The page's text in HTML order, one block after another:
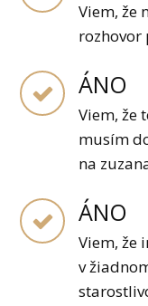
Viem, že
rozhovor
ÁNO
Viem, že
musím
na
ÁNO
Viem, že
v